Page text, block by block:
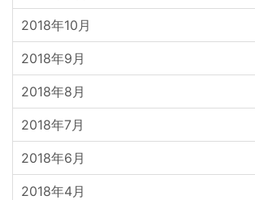
2018年10月
2018年9月
2018年8月
2018年7月
2018年6月
2018年4月